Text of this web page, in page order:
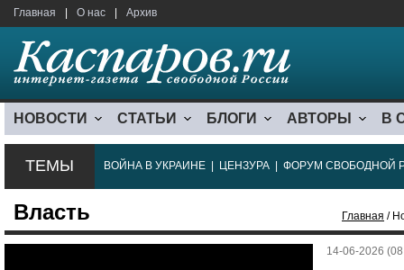
Главная О нас Архив
НОВОСТИ СТАТЬИ БЛОГИ АВТОРЫ В
ТЕМЫ ВОЙНА В УКРАИНЕ ЦЕНЗУРА ФОРУМ СВОБОДНОЙ
Власть Главная /
14-06-2026